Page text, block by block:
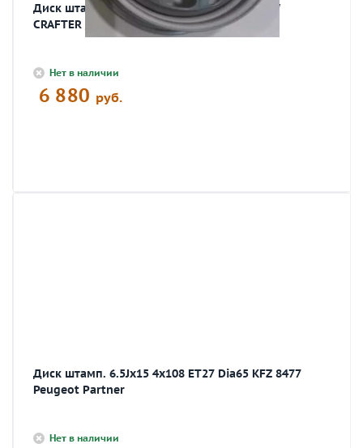
Диск штамп. 5.5x16 6x205 ET117 DIA161 VW
CRAFTER /MB SPRINTER 515
Нет в наличии
6 880 руб.
Диск штамп. 6.5Jx15 4x108 ЕТ27 Dia65 KFZ 8477
Peugeot Partner
Нет в наличии